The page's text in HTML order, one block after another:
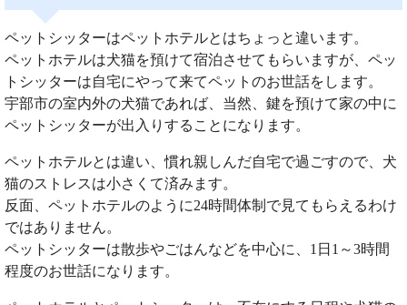
ペットシッターはペットホテルとはちょっと違います。
ペットホテルは犬猫を預けて宿泊させてもらいますが、ペッ
トシッターは自宅にやって来てペットのお世話をします。
宇部市の室内外の犬猫であれば、当然、鍵を預けて家の中に
ペットシッターが出入りすることになります。
ペットホテルとは違い、慣れ親しんだ自宅で過ごすので、犬
猫のストレスは小さくて済みます。
反面、ペットホテルのように24時間体制で見てもらえるわけ
ではありません。
ペットシッターは散歩やごはんなどを中心に、1日1～3時間
程度のお世話になります。